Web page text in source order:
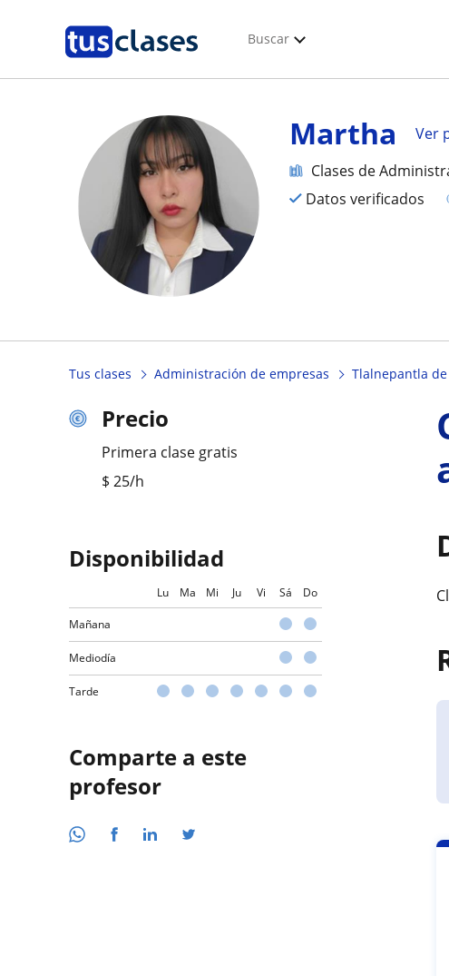
Buscar
Martha
Ver
Clases de
Datos verificados
Tus clases Administración de empresas Tlalnepantla de
Precio
Primera clase gratis
$ 25/h
Disponibilidad
Lu Ma Mi Ju Vi Sá Do
Mañana
Mediodía
Tarde
Comparte a este
profesor